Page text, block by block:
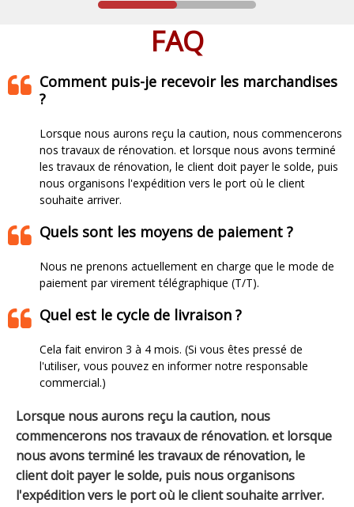
FAQ
Comment puis-je recevoir les marchandises
?
Lorsque nous aurons reçu la caution, nous commencerons
nos travaux de rénovation. et lorsque nous avons terminé
les travaux de rénovation, le client doit payer le solde, puis
nous organisons l'expédition vers le port où le client
souhaite arriver.​​​​​​​
Quels sont les moyens de paiement ?
Nous ne prenons actuellement en charge que le mode de
paiement par virement télégraphique (T/T).
Quel est le cycle de livraison ?
Cela fait environ 3 à 4 mois. (Si vous êtes pressé de
l'utiliser, vous pouvez en informer notre responsable
commercial.)
Lorsque nous aurons reçu la caution, nous
commencerons nos travaux de rénovation. et lorsque
nous avons terminé les travaux de rénovation, le
client doit payer le solde, puis nous organisons
l'expédition vers le port où le client souhaite arriver.